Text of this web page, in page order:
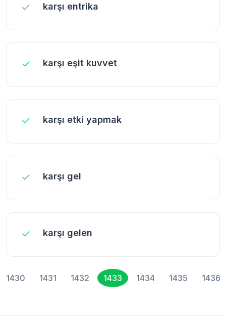
karşı entrika
karşı eşit kuvvet
karşı etki yapmak
karşı gel
karşı gelen
1430 1431 1432 1433 1434 1435 1436